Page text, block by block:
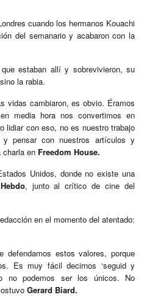
cuando los hermanos Kouachi
del semanario y acabaron con la
estaban allí y sobrevivieron, su
la rabia.
vidas cambiaron, es obvio. Éramos
media hora nos convertimos en
lidiar con eso, no es nuestro trabajo
pensar con nuestros artículos y
charla en Freedom House.
Unidos, donde no existe una
, junto al crítico de cine del
en el momento del atentado:
defendamos estos valores, porque
Es muy fácil decirnos ‘seguid y
no podemos ser los únicos. No
Gerard Biard.